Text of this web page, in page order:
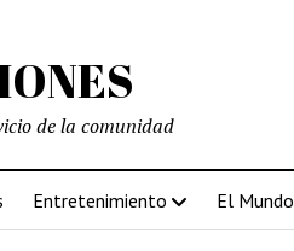
de la comunidad
Entretenimiento El Mundo